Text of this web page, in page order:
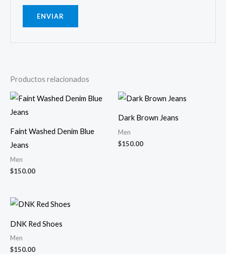
Productos relacionados
Faint Washed Denim Blue
Jeans
Men
$150.00
Dark Brown Jeans
Men
$150.00
DNK Red Shoes
Men
$150.00